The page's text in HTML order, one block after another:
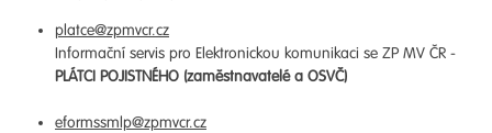
platce@zpmvcr.cz
Informační servis pro Elektronickou komunikaci se ZP MV ČR -
PLÁTCI POJISTNÉHO (zaměstnavatelé a OSVČ)
eformssmlp@zpmvcr.cz